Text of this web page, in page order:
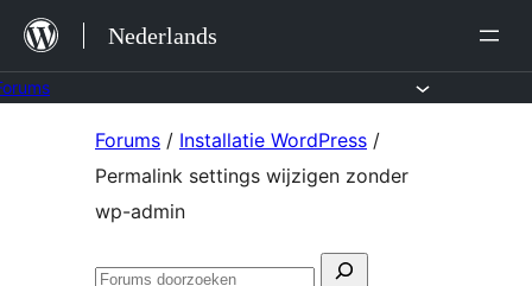
naar
de
Nederlands
Forums / Installatie WordPress /
Permalink settings wijzigen zonder
wp-admin
Zoeken